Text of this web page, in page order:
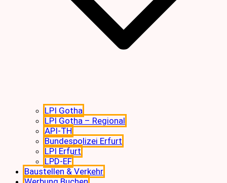
LPI Gotha
LPI Gotha – Regional
API-TH
Bundespolizei Erfurt
LPI Erfurt
LPD-EF
Baustellen & Verkehr